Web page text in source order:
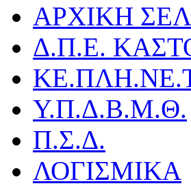
ΑΡΧΙΚΗ
Δ.Π.Ε.
Υ.Π.Δ.Β.Μ.Θ.
Π.Σ.Δ.
ΛΟΓΙΣΜΙΚΑ